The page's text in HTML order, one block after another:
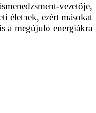
vezetője,
életnek, ezért másokat
a megújuló energiákra